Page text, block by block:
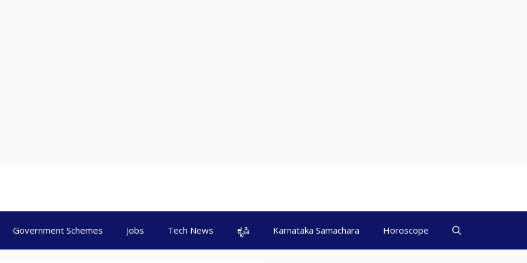
Government Schemes Jobs Tech News ಕೃಷಿ Karnataka Samachara Horoscope